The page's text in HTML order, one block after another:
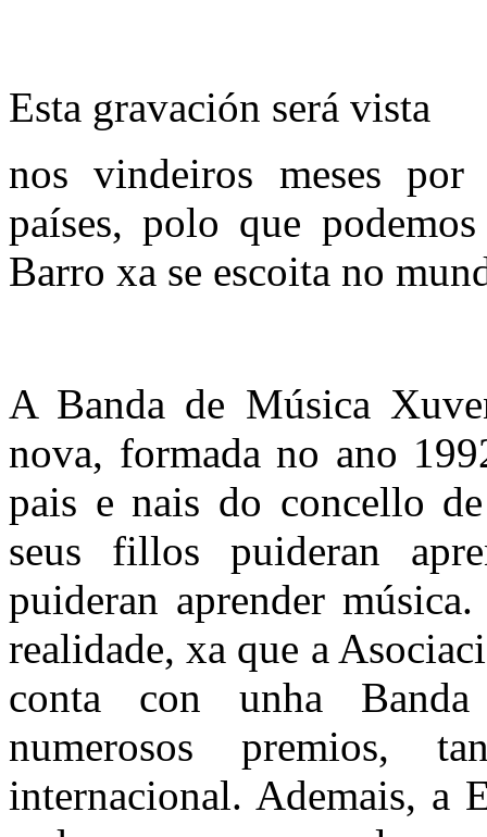
Esta gravación será vista
nos vindeiros meses
países, polo que
Barro xa se escoita no
A Banda de Música
nova, formada no ano
pais e nais do concello
seus fillos puideran
puideran aprender
realidade, xa que a
conta con unha
numerosos premios,
internacional. Ademais, a